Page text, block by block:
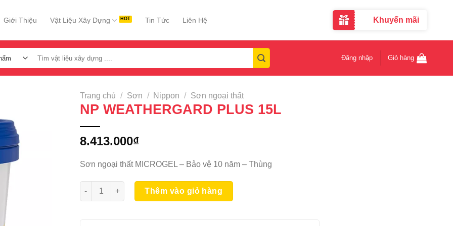
Giới Thiệu Vật Liệu Xây Dựng Tin Tức Liên Hệ Khuyến mãi
kiếm:
Đăng nhập Giỏ hàng
Trang chủ / Sơn / Nippon / Sơn ngoại thất
NP WEATHERGARD PLUS 15L
8.413.000₫
Sơn ngoại thất MICROGEL – Bảo vệ 10 năm – Thùng
NP WEATHERGARD PLUS 15L số lượng
Thêm vào giỏ hàng